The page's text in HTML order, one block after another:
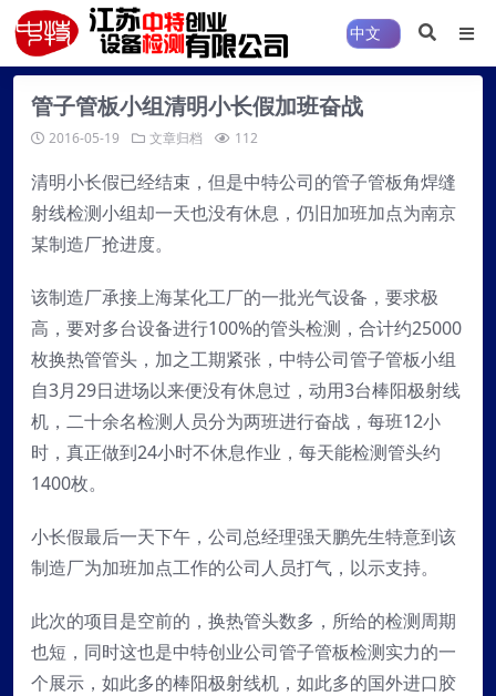
管子管板小组清明小长假加班奋战
2016-05-19 文章归档 112
清明小长假已经结束，但是中特公司的管子管板角焊缝
射线检测小组却一天也没有休息，仍旧加班加点为南京
某制造厂抢进度。
该制造厂承接上海某化工厂的一批光气设备，要求极
高，要对多台设备进行100%的管头检测，合计约25000
枚换热管管头，加之工期紧张，中特公司管子管板小组
自3月29日进场以来便没有休息过，动用3台棒阳极射线
机，二十余名检测人员分为两班进行奋战，每班12小
时，真正做到24小时不休息作业，每天能检测管头约
1400枚。
小长假最后一天下午，公司总经理强天鹏先生特意到该
制造厂为加班加点工作的公司人员打气，以示支持。
此次的项目是空前的，换热管头数多，所给的检测周期
也短，同时这也是中特创业公司管子管板检测实力的一
个展示，如此多的棒阳极射线机，如此多的国外进口胶